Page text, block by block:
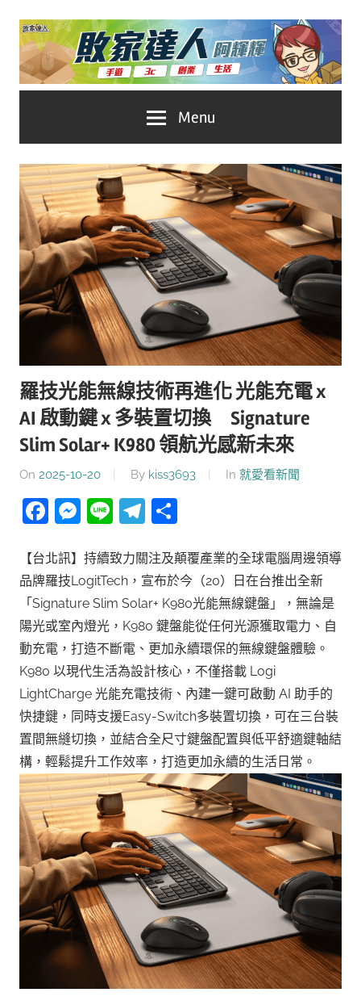
Skip
content
家
達
人
推
薦
No.1
遊
戲
科
技
自
媒
體。
Menu
羅技光能無線技術再進化 光能充電 x
AI 啟動鍵 x 多裝置切換 Signature
Slim Solar+ K980 領航光感新未來
On 2025-10-20 By kiss3693 In 就愛看新聞
Facebook
Messenger
LineTelegram
【台北訊】持續致力關注及顛覆產業的全球電腦周邊領導
品牌羅技LogitTech，宣布於今（20）日在台推出全新
「Signature Slim Solar+ K980光能無線鍵盤」，無論是
陽光或室內燈光，K980 鍵盤能從任何光源獲取電力、自
動充電，打造不斷電、更加永續環保的無線鍵盤體驗。
K980 以現代生活為設計核心，不僅搭載 Logi
LightCharge 光能充電技術、內建一鍵可啟動 AI 助手的
快捷鍵，同時支援Easy-Switch多裝置切換，可在三台裝
置間無縫切換，並結合全尺寸鍵盤配置與低平舒適鍵軸結
構，輕鬆提升工作效率，打造更加永續的生活日常。